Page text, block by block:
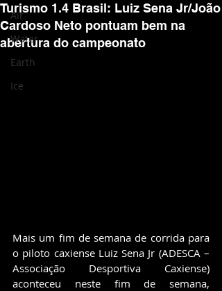
Air
Water
Earth
Ice
Turismo 1.4 Brasil: Luiz Sena Jr/João
Cardoso Neto pontuam bem na
abertura do campeonato
Mais um fim de semana de corrida para
o piloto caxiense Luiz Sena Jr (ADESCA –
Associação Desportiva Caxiense)
aconteceu neste fim de semana,